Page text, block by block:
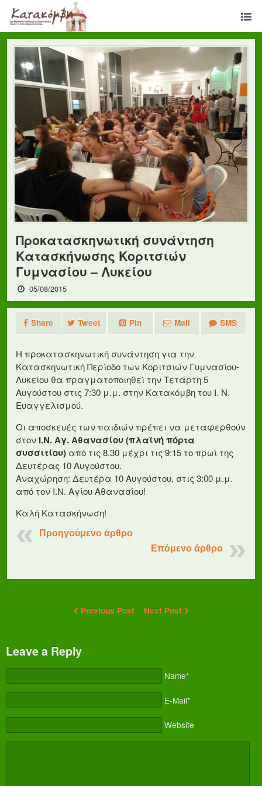
Προκατασκηνωτική συνάντηση
Κατασκήνωσης Κοριτσιών
Γυμνασίου – Λυκείου
05/08/2015
Share Tweet Pin Mail SMS
Η προκατασκηνωτική συνάντηση για την
Κατασκηνωτική Περίοδο των Κοριτσιών Γυμνασίου-
Λυκείου θα πραγματοποιηθεί την Τετάρτη 5
Αυγούστου στις 7:30 μ.μ. στην Κατακόμβη του Ι. Ν.
Ευαγγελισμού.
Οι αποσκευές των παιδιών πρέπει να μεταφερθούν
στον Ι.Ν. Αγ. Αθανασίου (πλαϊνή πόρτα
συσσιτίου) από τις 8.30 μέχρι τις 9:15 το πρωί της
Δευτέρας 10 Αυγούστου.
Αναχώρηση: Δευτέρα 10 Αυγούστου, στις 3:00 μ.μ.
από τον Ι.Ν. Αγίου Αθανασίου!
Καλή Κατασκήνωση!
Προηγούμενο άρθρο
Επόμενο άρθρο
Previous Post Next Post
Leave a Reply
Name*
E-Mail*
Website